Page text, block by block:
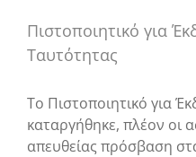
Πιστοποιητικό για
Ταυτότητας
Το Πιστοποιητικό για
καταργήθηκε, πλέον οι
απευθείας πρόσβαση